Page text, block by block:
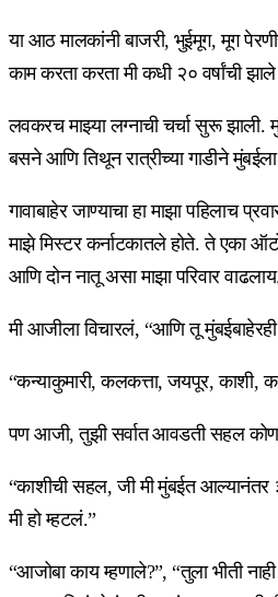
या आठ मालकांनी बाजरी, भुईमूग, मूग
काम करता करता मी कधी २० वर्षांची
लवकरच माझ्या लग्नाची चर्चा सुरू
बसने आणि तिथून रात्रीच्या गाडीने
गावाबाहेर जाण्याचा हा माझा पहिलाच
माझे मिस्टर कर्नाटकातले होते. ते एका
आणि दोन नातू असा माझा परिवार
मी आजीला विचारलं, “आणि तू
“कन्याकुमारी, कलकत्ता, जयपूर, काशी,
पण आजी, तुझी सर्वात आवडती सहल
“काशीची सहल, जी मी मुंबईत आल्यानंतर
मी हो म्हटलं.”
“आजोबा काय म्हणाले?”, “तुला भीती